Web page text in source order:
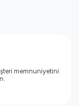
memnuniyetini